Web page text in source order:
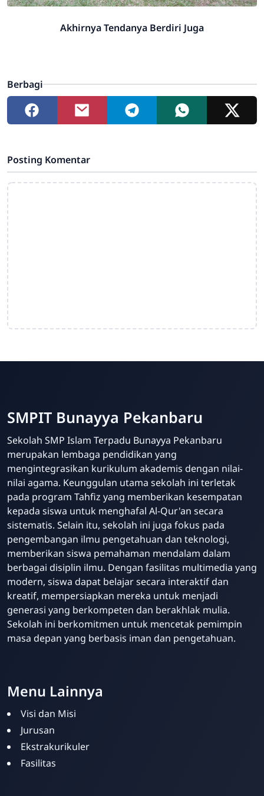
Akhirnya Tendanya Berdiri Juga
Berbagi
Posting Komentar
SMPIT Bunayya Pekanbaru
Sekolah SMP Islam Terpadu Bunayya Pekanbaru
merupakan lembaga pendidikan yang
mengintegrasikan kurikulum akademis dengan nilai-
nilai agama. Keunggulan utama sekolah ini terletak
pada program Tahfiz yang memberikan kesempatan
kepada siswa untuk menghafal Al-Qur'an secara
sistematis. Selain itu, sekolah ini juga fokus pada
pengembangan ilmu pengetahuan dan teknologi,
memberikan siswa pemahaman mendalam dalam
berbagai disiplin ilmu. Dengan fasilitas multimedia yang
modern, siswa dapat belajar secara interaktif dan
kreatif, mempersiapkan mereka untuk menjadi
generasi yang berkompeten dan berakhlak mulia.
Sekolah ini berkomitmen untuk mencetak pemimpin
masa depan yang berbasis iman dan pengetahuan.
Menu Lainnya
Visi dan Misi
Jurusan
Ekstrakurikuler
Fasilitas